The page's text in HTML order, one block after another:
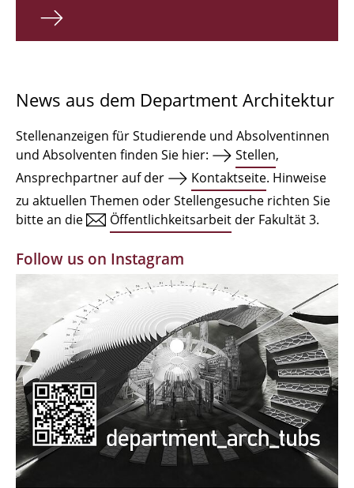
Master Architektur
Qualifikationsprofil
Institute
Einrichtungen
Zeichensäle
MBW | Modellbauwerkstatt
Alumni | cloud club
Dokumente und Downloads
News aus dem Department Architektur
Stellenanzeigen für Studierende und Absolventinnen
und Absolventen finden Sie hier:
Stellen,
Ansprechpartner auf der
Kontaktseite. Hinweise
zu aktuellen Themen oder Stellengesuche richten Sie
bitte an die
Öffentlichkeitsarbeit der Fakultät 3.
Follow us on Instagram